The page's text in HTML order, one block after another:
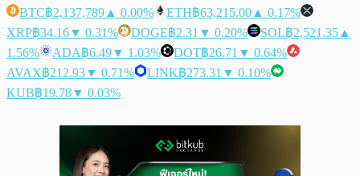
BTC฿2,137,789 ▲ 0.00% ETH฿63,215.00 ▲ 0.17%
XRP฿34.16▼ 0.31% DOGE฿2.31 ▼ 0.20% SOL฿2,521.35 ▲
1.56%
ADA฿6.49▼ 1.03% DOT฿26.71 ▼ 0.64%
AVAX฿212.93▼ 0.71% LINK฿273.31 ▼ 0.10%
KUB฿19.78▼ 0.03%